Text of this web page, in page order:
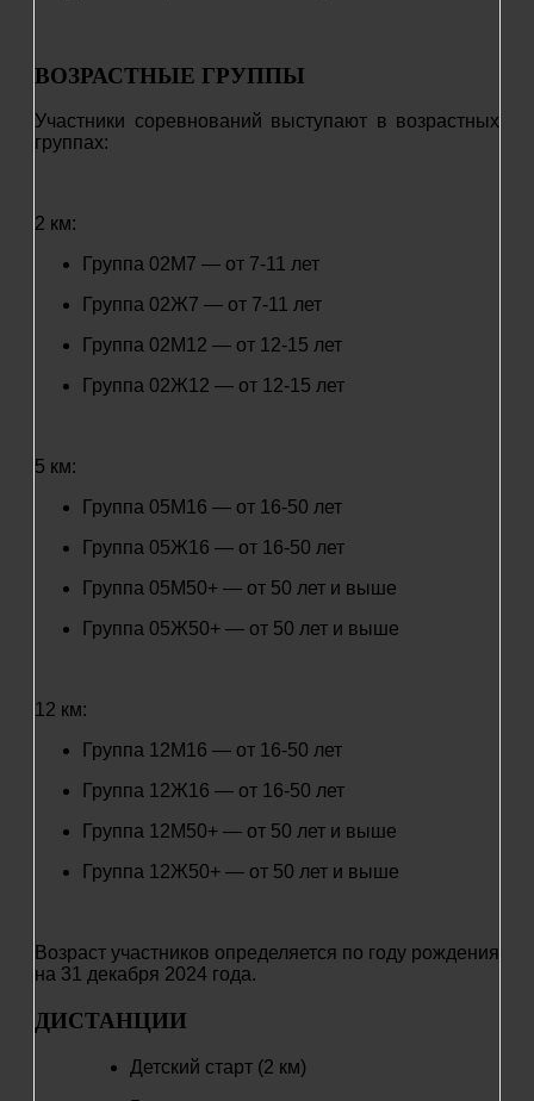
ВОЗРАСТНЫЕ ГРУППЫ
Участники соревнований выступают в возрастных
группах:
2 км:
Группа 02М7 — от 7-11 лет
Группа 02Ж7 — от 7-11 лет
Группа 02М12 — от 12-15 лет
Группа 02Ж12 — от 12-15 лет
5 км:
Группа 05М16 — от 16-50 лет
Группа 05Ж16 — от 16-50 лет
Группа 05М50+ — от 50 лет и выше
Группа 05Ж50+ — от 50 лет и выше
12 км:
Группа 12М16 — от 16-50 лет
Группа 12Ж16 — от 16-50 лет
Группа 12М50+ — от 50 лет и выше
Группа 12Ж50+ — от 50 лет и выше
Возраст участников определяется по году рождения
на 31 декабря 2024 года.
ДИСТАНЦИИ
Детский старт (2 км)